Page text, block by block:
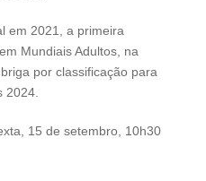
em 2021, a primeira
Mundiais Adultos, na
por classificação para
2024.
15 de setembro, 10h30